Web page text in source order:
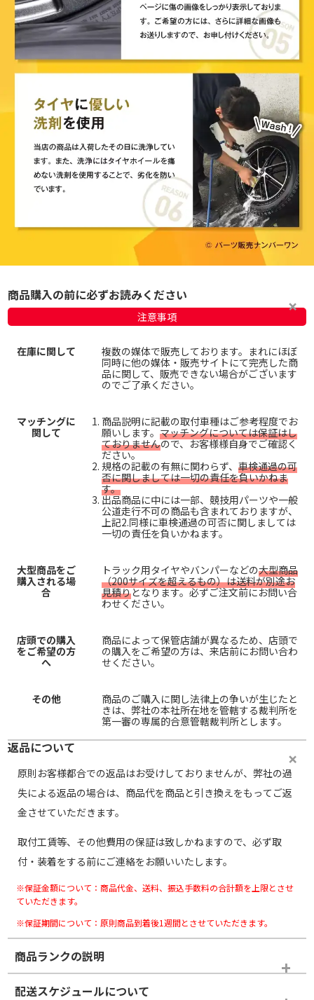
商品購入の前に必ずお読みください
注意事項
在庫に関して
複数の媒体で販売しております。まれにほぼ
同時に他の媒体・販売サイトにて完売した商
品に関して、販売できない場合がございます
のでご了承ください。
マッチングに
関して
商品説明に記載の取付車種はご参考程度でお
願いします。 マッチングについては保証はし
ておりませんので、お客様様自身でご確認く
ださい。
規格の記載の有無に関わらず、 車検通過の可
否に関しましては一切の責任を負いかねま
す。
出品商品に中には一部、競技用パーツや一般
公道走行不可の商品も含まれておりますが、
上記2.同様に車検通過の可否に関しましては
一切の責任を負いかねます。
大型商品をご
購入される場
合
トラック用タイヤやバンパーなどの大型商品
（200サイズを超えるもの）は送料が別途お
見積りとなります。必ずご注文前にお問い合
わせください。
店頭での購入
をご希望の方
へ
商品によって保管店舗が異なるため、店頭で
の購入をご希望の方は、来店前にお問い合わ
せください。
その他
商品のご購入に関し法律上の争いが生じたと
きは、弊社の本社所在地を管轄する裁判所を
第一審の専属的合意管轄裁判所とします。
返品について
原則お客様都合での返品はお受けしておりませんが、弊社の過
失による返品の場合は、商品代を商品と引き換えをもってご返
金させていただきます。
取付工賃等、その他費用の保証は致しかねますので、必ず取
付・装着をする前にご連絡をお願いいたします。
※保証金額について：商品代金、送料、振込手数料の合計額を上限とさせ
ていただきます。
※保証期間について：原則商品到着後1週間とさせていただきます。
商品ランクの説明
※商品ランクは出品者の主観により判断しておりますので、あら
かじめご了承ください。
配送スケジュールについて